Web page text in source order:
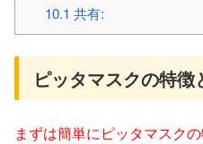
10.1 共有:
ピッタマスクの特徴
まずは簡単にピッタマスクの